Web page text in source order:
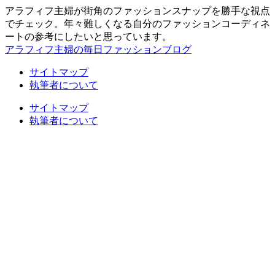
アラフィフ主婦が街角のファッションスナップを勝手な視点
でチェック。年々難しくなる自分のファッションコーディネ
ートの参考にしたいと思っています。
アラフィフ主婦の毎日ファッションブログ
サイトマップ
執筆者について
サイトマップ
執筆者について